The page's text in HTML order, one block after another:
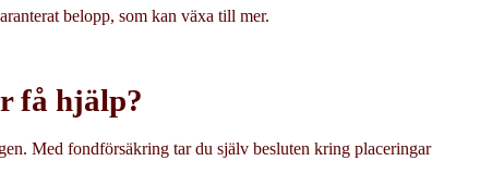
belopp, som kan växa till mer.
få hjälp?
Med fondförsäkring tar du själv besluten kring placeringar